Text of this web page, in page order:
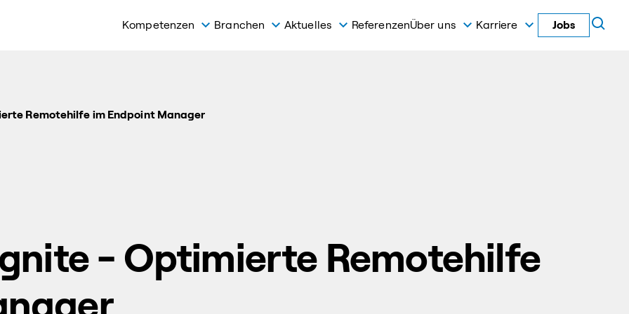
Kompetenzen Branchen Aktuelles ReferenzenÜber uns Karriere Jobs
Remotehilfe im Endpoint Manager
- Optimierte Remotehilfe